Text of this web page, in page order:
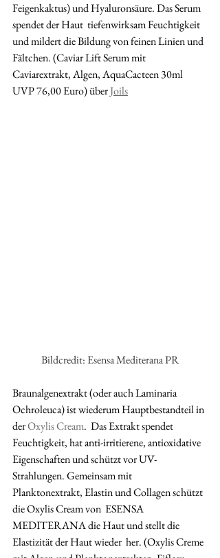
Feigenkaktus) und Hyaluronsäure. Das Serum
spendet der Haut  tiefenwirksam Feuchtigkeit
und mildert die Bildung von feinen Linien und
Fältchen. (Caviar Lift Serum mit
Caviarextrakt, Algen, AquaCacteen 30ml
UVP 76,00 Euro) über Joils
Bildcredit: Esensa Mediterana PR
Braunalgenextrakt (oder auch Laminaria
Ochroleuca) ist wiederum Hauptbestandteil in
der Oxylis Cream.  Das Extrakt spendet
Feuchtigkeit, hat anti-irritierene, antioxidative
Eigenschaften und schützt vor UV-
Strahlungen. Gemeinsam mit
Planktonextrakt, Elastin und Collagen schützt
die Oxylis Cream von  ESENSA
MEDITERANA die Haut und stellt die
Elastizität der Haut wieder  her. (Oxylis Creme